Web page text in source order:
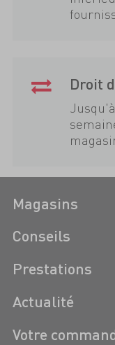
Droit
Magasins
Conseils
Prestations
Actualité
Votre